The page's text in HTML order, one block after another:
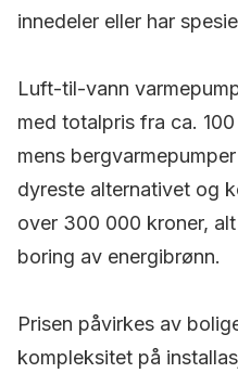
innedeler eller har
Luft-til-vann
med totalpris fra ca.
mens
dyreste alternativet og
over 300 000 kroner,
boring av energibrønn.
Prisen påvirkes av
kompleksitet på